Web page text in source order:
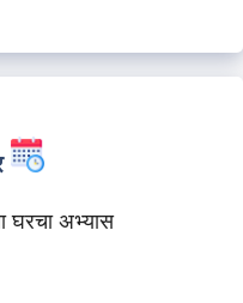
घरचा अभ्यास